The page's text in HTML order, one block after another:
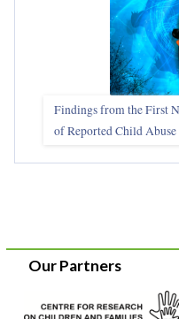
Findings from the First
of Reported Child
Our Partners